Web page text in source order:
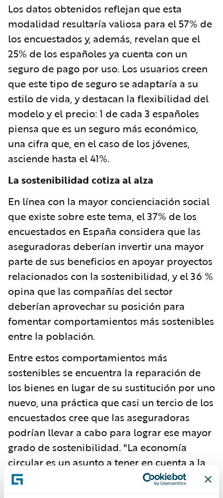
Los datos obtenidos reflejan que esta
modalidad resultaría valiosa para el 57% de
los encuestados y, además, revelan que el
25% de los españoles ya cuenta con un
seguro de pago por uso. Los usuarios creen
que este tipo de seguro se adaptaría a su
estilo de vida, y destacan la flexibilidad del
modelo y el precio: 1 de cada 3 españoles
piensa que es un seguro más económico,
una cifra que, en el caso de los jóvenes,
asciende hasta el 41%.
La sostenibilidad cotiza al alza
En línea con la mayor concienciación social
que existe sobre este tema, el 37% de los
encuestados en España considera que las
aseguradoras deberían invertir una mayor
parte de sus beneficios en apoyar proyectos
relacionados con la sostenibilidad, y el 36 %
opina que las compañías del sector
deberían aprovechar su posición para
fomentar comportamientos más sostenibles
entre la población.
Entre estos comportamientos más
sostenibles se encuentra la reparación de
los bienes en lugar de su sustitución por uno
nuevo, una práctica que casi un tercio de los
encuestados cree que las aseguradoras
podrían llevar a cabo para lograr ese mayor
grado de sostenibilidad. "La economía
circular es un asunto a tener en cuenta a la
hora de diseñar las estrategias de respuesta